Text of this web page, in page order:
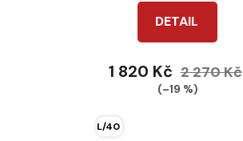
DETAIL
1 820 Kč 2 270 Kč
(–19 %)
L/40